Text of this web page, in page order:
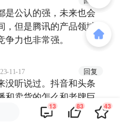
是公认的强，未来也会
，但是腾讯的产品领域
力也非常强。
11-17 回复
没听说过。抖音和头条
和卖货的怎么和老牌巨
源，腾讯阿里哪个底蕴
13 83 43